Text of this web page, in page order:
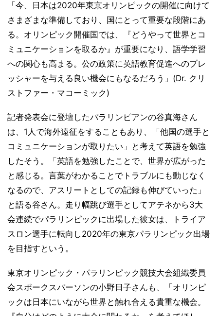
「今、日本は2020年東京オリンピックの開催に向けて
さまざまな準備しており、国にとって重要な段階にあ
る。オリンピック開催国では、『どうやって世界とコ
ミュニケーションを取るか』が重要になり、語学学習
への関心も高まる。公の政策に英語教育促進へのプレ
ッシャーを与える良い機会にもなるだろう」(Dr. クリ
ストファー・マコーミック)
記者発表会に登壇したパラリンピアンの谷真海さん
は、1人で海外遠征をすることもあり、「他国の選手と
コミュニケーションが取りたい」と考えて英語を勉強
したそう。「英語を勉強したことで、世界が広がった
と感じる。言葉がわかることでトラブルにも動じなく
なるので、アスリートとしての記録も伸びていった」
と語る谷さん。走り幅跳び選手としてアテネから3大
会連続でパラリンピックに出場した彼女は、トライア
スロン選手に転向し2020年の東京パラリンピック出場
を目指すという。
東京オリンピック・パラリンピック競技大会組織委員
会スポークスパーソンの小野日子さんも、「オリンピ
ックは日本にいながら世界と触れ合える貴重な機会。